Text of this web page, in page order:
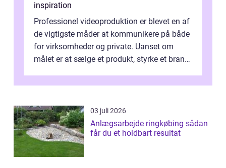
inspiration
Professionel videoproduktion er blevet en af
de vigtigste måder at kommunikere på både
for virksomheder og private. Uanset om
målet er at sælge et produkt, styrke et brand,
03 juli 2026
Anlægsarbejde ringkøbing sådan
får du et holdbart resultat